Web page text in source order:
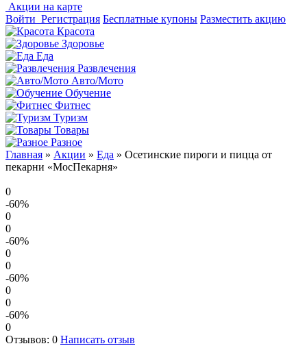
Акции на карте
Войти Регистрация Бесплатные купоны Разместить акцию
Красота
Здоровье
Еда
Развлечения
Авто/Мото
Обучение
Фитнес
Туризм
Товары
Разное
Главная » Акции » Еда » Осетинские пироги и пицца от
пекарни «МосПекарня»
0
-60%
0
0
-60%
0
0
-60%
0
0
-60%
0
Отзывов: 0 Написать отзыв